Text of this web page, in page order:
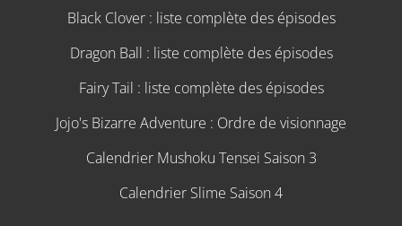
Black Clover : liste complète des épisodes
Dragon Ball : liste complète des épisodes
Fairy Tail : liste complète des épisodes
Jojo's Bizarre Adventure : Ordre de visionnage
Calendrier Mushoku Tensei Saison 3
Calendrier Slime Saison 4